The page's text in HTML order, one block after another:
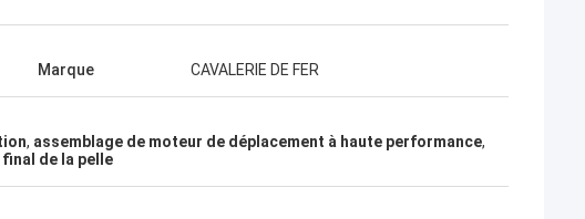
Marque CAVALERIE DE FER
, assemblage de moteur de déplacement à haute performance,
de la pelle